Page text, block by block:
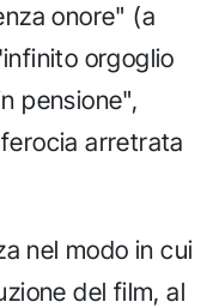
onore" (a
orgoglio
pensione",
arretrata
nel modo in cui
del film, al